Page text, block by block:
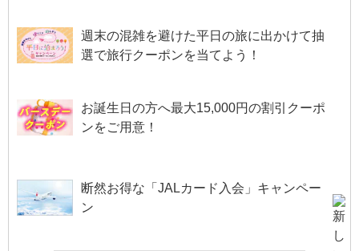
週末の混雑を避けた平日の旅に出かけて抽
選で旅行クーポンを当てよう！
お誕生日の方へ最大15,000円の割引クーポ
ンをご用意！
断然お得な「JALカード入会」キャンペー
ン